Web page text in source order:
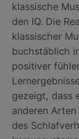
klassische
den IQ. Die
klassischer
buchstäblich
positiver
gezeigt, dass
anderen
des